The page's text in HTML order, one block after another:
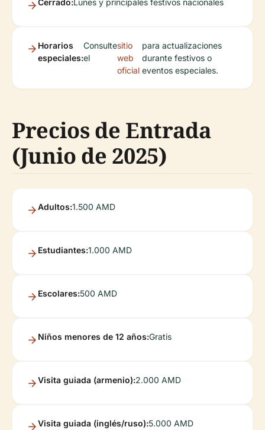
Horarios
especiales:
Consulte
el
sitio
web
oficial
para actualizaciones
durante festivos o
eventos especiales.
Precios de Entrada
(Junio de 2025)
Adultos:1.500 AMD
Estudiantes:1.000 AMD
Escolares:500 AMD
Niños menores de 12 años:Gratis
Visita guiada (armenio):2.000 AMD
Visita guiada (inglés/ruso):5.000 AMD